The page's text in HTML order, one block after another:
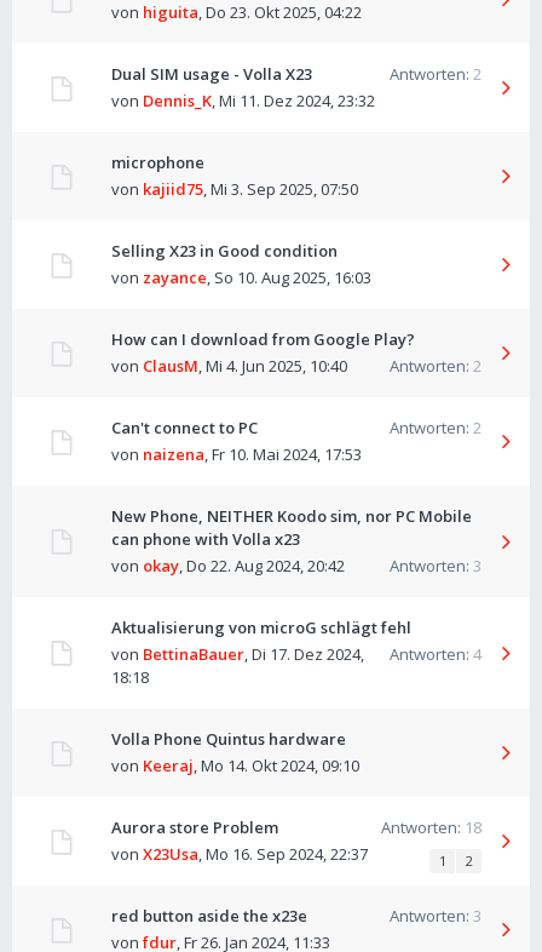
von higuita,Do 23. Okt 2025, 04:22
Dual SIM usage - Volla X23 Antworten: 2
von Dennis_K,Mi 11. Dez 2024, 23:32
microphone
von kajiid75,Mi 3. Sep 2025, 07:50
Selling X23 in Good condition
von zayance, So 10. Aug 2025, 16:03
How can I download from Google Play?
Antworten: 2
von ClausM,Mi 4. Jun 2025, 10:40
Can't connect to PC Antworten: 2
von naizena,Fr 10. Mai 2024, 17:53
New Phone, NEITHER Koodo sim, nor PC Mobile
can phone with Volla x23
Antworten: 3
von okay,Do 22. Aug 2024, 20:42
Aktualisierung von microG schlägt fehl
Antworten: 4
von BettinaBauer,Di 17. Dez 2024,
18:18
Volla Phone Quintus hardware
von Keeraj,Mo 14. Okt 2024, 09:10
Aurora store Problem Antworten: 18
von X23Usa,Mo 16. Sep 2024, 22:37 1 2
red button aside the x23e Antworten: 3
von fdur,Fr 26. Jan 2024, 11:33